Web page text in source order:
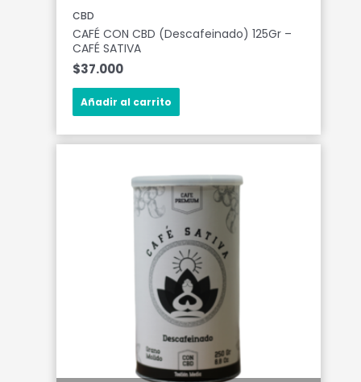
CBD
CAFÉ CON CBD (Descafeinado) 125Gr –
CAFÉ SATIVA
$37.000
Añadir al carrito